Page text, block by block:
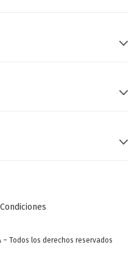
– Todos los derechos reservados